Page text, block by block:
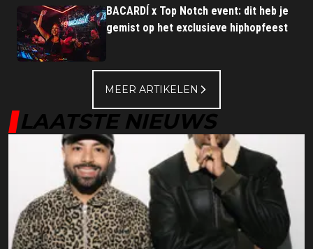
BACARDÍ x Top Notch event: dit heb je
gemist op het exclusieve hiphopfeest
MEER ARTIKELEN
LAATSTE NIEUWS